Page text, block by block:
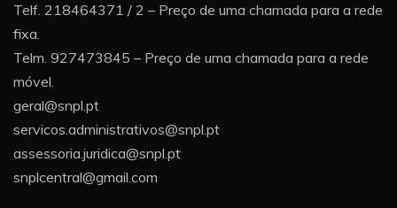
Telf. 218464371 / 2 – Preço de uma chamada para a rede
fixa.
Telm. 927473845 – Preço de uma chamada para a rede
móvel.
geral@snpl.pt
servicos.administrativos@snpl.pt
assessoria.juridica@snpl.pt
snplcentral@gmail.com